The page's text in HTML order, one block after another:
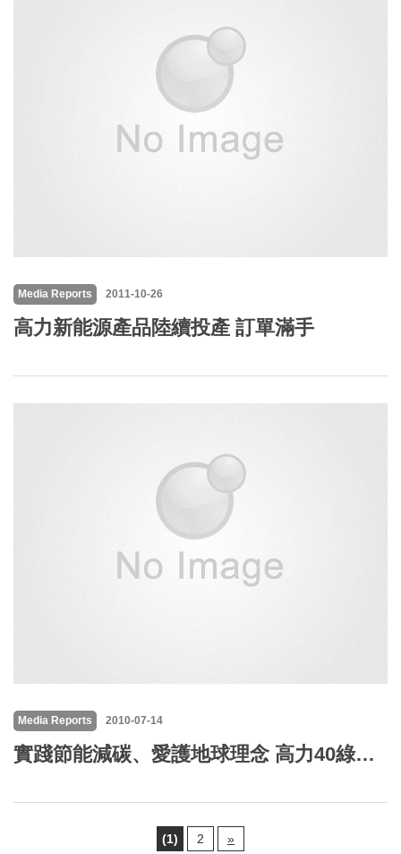
Media Reports 2011-10-26
高力新能源產品陸續投產 訂單滿手
Media Reports 2010-07-14
實踐節能減碳、愛護地球理念 高力40綠能技術研討會圓滿成功
(1) 2 »